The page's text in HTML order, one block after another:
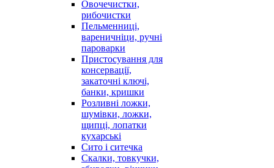
Овочечистки,
рибочистки
Пельменниці,
вареничніци, ручні
пароварки
Пристосування для
консервації,
закаточні ключі,
банки, кришки
Розливні ложки,
шумівки, ложки,
щипці, лопатки
кухарські
Сито і ситечка
Скалки, товкучки,